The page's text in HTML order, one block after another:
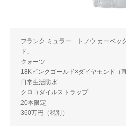
フランク ミュラー「トノウ カーベッ
ド」
クォーツ
18Kピンクゴールド×ダイヤモンド（
日常生活防水
クロコダイルストラップ
20本限定
360万円（税別）